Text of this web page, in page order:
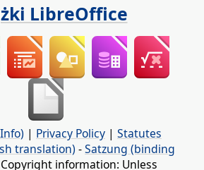
LibreOffice
| Privacy Policy | Statutes
translation) -Satzung (binding
information: Unless